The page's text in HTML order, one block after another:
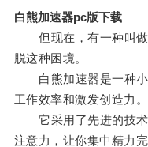
白熊加速器pc版下载
但现在，有一种叫做“
脱这种困境。
白熊加速器是一种小
工作效率和激发创造力。
它采用了先进的技术
注意力，让你集中精力完